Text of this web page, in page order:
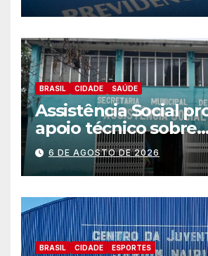
BRASIL CIDADE SAÚDE
Assistência Social
apoio técnico sobre
preparação e
situações de
calamidade pública
6 DE AGOSTO DE 2026
BRASIL CIDADE ESPORTES